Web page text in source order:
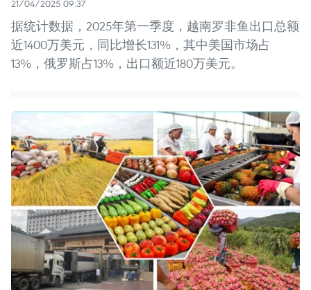
21/04/2025 09:37
据统计数据，2025年第一季度，越南罗非鱼出口总额
近1400万美元，同比增长131%，其中美国市场占
13%，俄罗斯占13%，出口额近180万美元。